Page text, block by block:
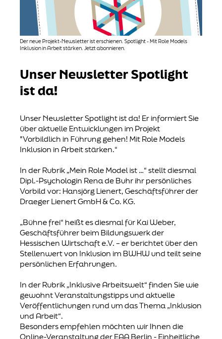
Der neue Projekt-Newsletter ist erschienen. Spotlight - Mit Role Models
Inklusion in Arbeit stärken. Jetzt abonnieren.
Unser Newsletter Spotlight
ist da!
Unser Newsletter Spotlight ist da! Er informiert Sie
über aktuelle Entwicklungen im Projekt
"Vorbildlich in Führung gehen! Mit Role Models
Inklusion in Arbeit stärken.“
In der Rubrik „Mein Role Model ist …“ stellt diesmal
Dipl.-Psychologin Rena de Buhr ihr persönliches
Vorbild vor: Hansjörg Lienert, Geschäftsführer der
Draeger Lienert GmbH & Co. KG.
„Bühne frei“ heißt es diesmal für Kai Weber,
Geschäftsführer beim Bildungswerk der
Hessischen Wirtschaft e.V. – er berichtet über den
Stellenwert von Inklusion im BWHW und teilt seine
persönlichen Erfahrungen.
In der Rubrik „Inklusive Arbeitswelt“ finden Sie wie
gewohnt Veranstaltungstipps und aktuelle
Veröffentlichungen rund um das Thema „Inklusion
und Arbeit“.
Besonders empfehlen möchten wir Ihnen die
Online-Veranstaltung der EAA Berlin - Einheitliche